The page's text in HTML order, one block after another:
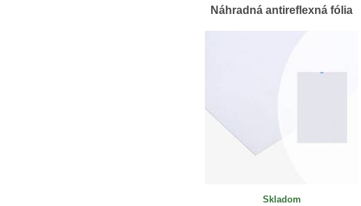
Náhradná antireflexná fólia
Skladom